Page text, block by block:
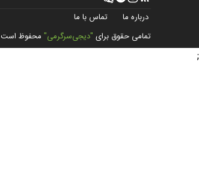
درباره ما
تماس با ما
تمامی حقوق برای "دیجی‌سرگرمی" محفوظ است
;